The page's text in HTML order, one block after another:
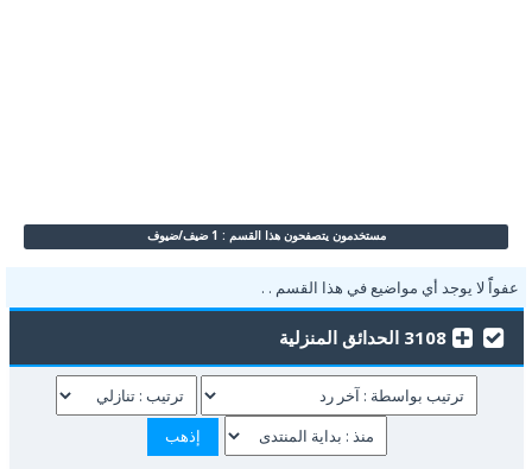
مستخدمون يتصفحون هذا القسم : 1 ضيف/ضيوف
عفواًً لا يوجد أي مواضيع في هذا القسم . .
3108 الحدائق المنزلية